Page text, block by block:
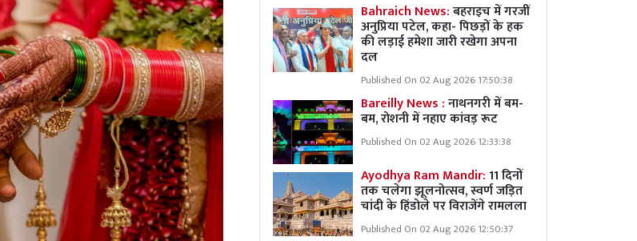
Bahraich News:बहराइच में गरजीं
अनुप्रिया पटेल, कहा- पिछड़ों के हक
की लड़ाई हमेशा जारी रखेगा अपना
दल
Published On 02 Aug 2026 17:50:38
Bareilly News :नाथनगरी में बम-
बम, रोशनी में नहाए कांवड़ रूट
Published On 02 Aug 2026 12:33:38
Ayodhya Ram Mandir:11 दिनों
तक चलेगा झूलनोत्सव, स्वर्ण जड़ित
चांदी के हिंडोले पर विराजेंगे रामलला
Published On 02 Aug 2026 12:50:37